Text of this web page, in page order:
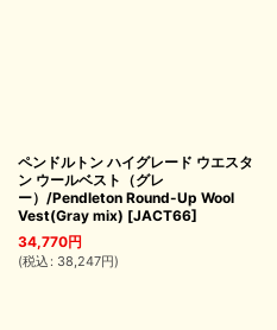
ペンドルトン ハイグレード ウエスタ
ン ウールベスト（グレ
ー）/Pendleton Round-Up Wool
Vest(Gray mix) [JACT66]
34,770円
(税込 : 38,247円)